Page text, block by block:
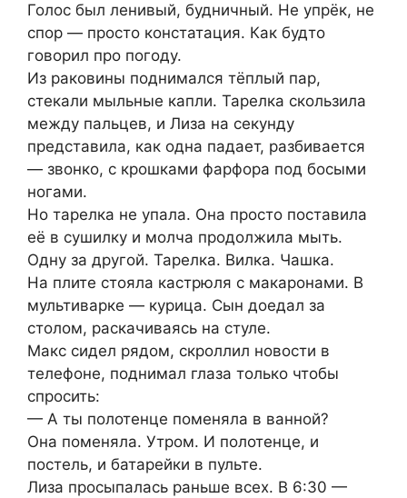
Голос был ленивый, будничный. Не упрёк, не
спор — просто констатация. Как будто
говорил про погоду.
Из раковины поднимался тёплый пар,
стекали мыльные капли. Тарелка скользила
между пальцев, и Лиза на секунду
представила, как одна падает, разбивается
— звонко, с крошками фарфора под босыми
ногами.
Но тарелка не упала. Она просто поставила
её в сушилку и молча продолжила мыть.
Одну за другой. Тарелка. Вилка. Чашка.
На плите стояла кастрюля с макаронами. В
мультиварке — курица. Сын доедал за
столом, раскачиваясь на стуле.
Макс сидел рядом, скроллил новости в
телефоне, поднимал глаза только чтобы
спросить:
— А ты полотенце поменяла в ванной?
Она поменяла. Утром. И полотенце, и
постель, и батарейки в пульте.
Лиза просыпалась раньше всех. В 6:30 —